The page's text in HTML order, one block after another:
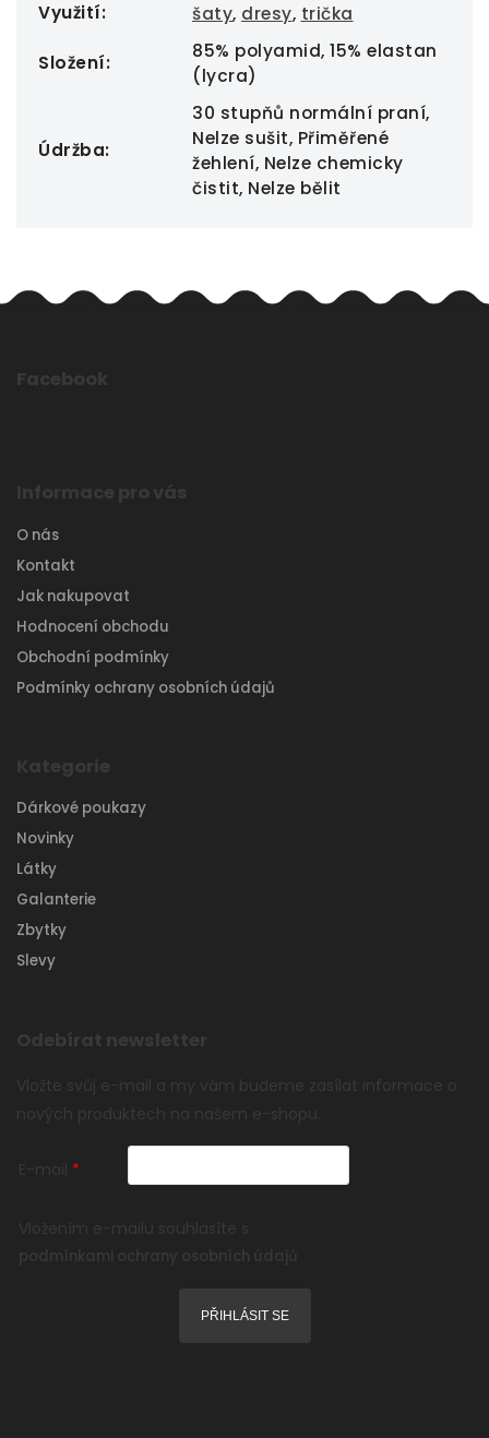
Využití: šaty, dresy, trička
Složení:
85% polyamid, 15% elastan
(lycra)
Údržba:
30 stupňů normální praní,
Nelze sušit, Přiměřené
žehlení, Nelze chemicky
čistit, Nelze bělit
Facebook
Informace pro vás
O nás
Kontakt
Jak nakupovat
Hodnocení obchodu
Obchodní podmínky
Podmínky ochrany osobních údajů
Kategorie
Dárkové poukazy
Novinky
Látky
Galanterie
Zbytky
Slevy
Odebírat newsletter
Vložte svůj e-mail a my vám budeme zasílat informace o
nových produktech na našem e-shopu.
E-mail
Vložením e-mailu souhlasíte s
podmínkami ochrany osobních údajů
PŘIHLÁSIT SE